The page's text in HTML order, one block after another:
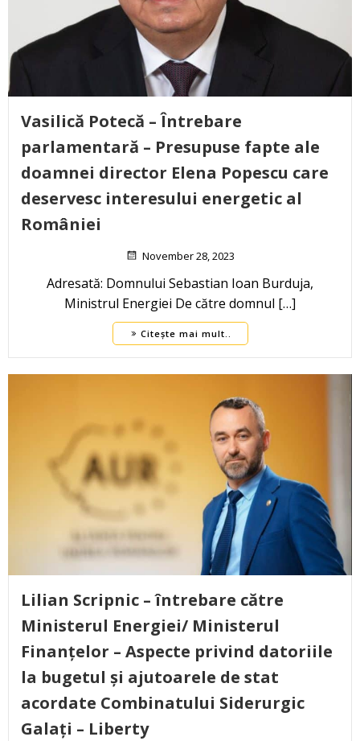
Vasilică Potecă – Întrebare
parlamentară – Presupuse fapte ale
doamnei director Elena Popescu care
deservesc interesului energetic al
României
November 28, 2023
Adresată: Domnului Sebastian Ioan Burduja,
Ministrul Energiei De către domnul […]
Citește mai mult..
Lilian Scripnic – întrebare către
Ministerul Energiei/ Ministerul
Finanțelor – Aspecte privind datoriile
la bugetul și ajutoarele de stat
acordate Combinatului Siderurgic
Galați – Liberty